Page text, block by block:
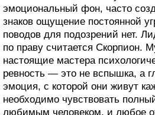
эмоциональный фон, часто
знаков ощущение постоянной
поводов для подозрений нет.
по праву считается Скорпион.
настоящие мастера
ревность — это не вспышка, а
эмоция, с которой они живут
необходимо чувствовать
любимым человеком, и любое